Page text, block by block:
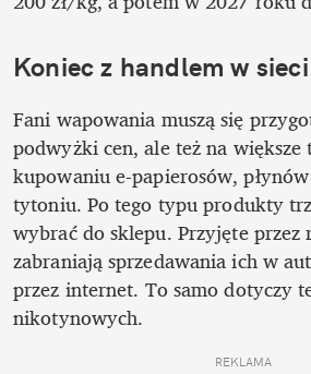
Koniec z handlem w sieci
Fani wapowania muszą się
podwyżki cen, ale też na
kupowaniu e-papierosów,
tytoniu. Po tego typu produkty
wybrać do sklepu. Przyjęte przez
zabraniają sprzedawania ich w
przez internet. To samo dotyczy
nikotynowych.
REKLAMA